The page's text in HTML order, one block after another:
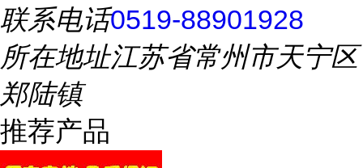
联系电话0519-88901928
所在地址江苏省常州市天宁区
郑陆镇
推荐产品